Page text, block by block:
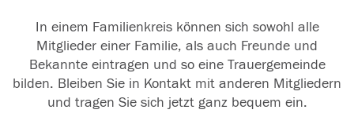
07.11.2017
In einem Familienkreis können sich sowohl alle
Mitglieder einer Familie, als auch Freunde und
Bekannte eintragen und so eine Trauergemeinde
bilden. Bleiben Sie in Kontakt mit anderen Mitgliedern
und tragen Sie sich jetzt ganz bequem ein.